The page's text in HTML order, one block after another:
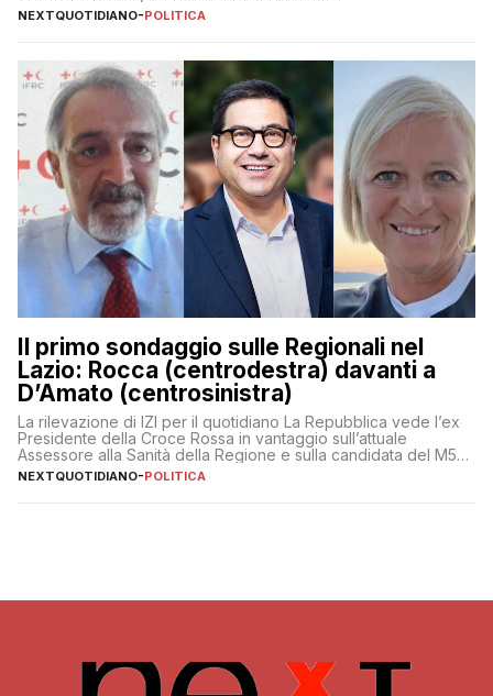
NEXTQUOTIDIANO-POLITICA
Il primo sondaggio sulle Regionali nel
Lazio: Rocca (centrodestra) davanti a
D’Amato (centrosinistra)
La rilevazione di IZI per il quotidiano La Repubblica vede l’ex
Presidente della Croce Rossa in vantaggio sull’attuale
Assessore alla Sanità della Regione e sulla candidata del M5S
Donatella Bianchi
NEXTQUOTIDIANO-POLITICA